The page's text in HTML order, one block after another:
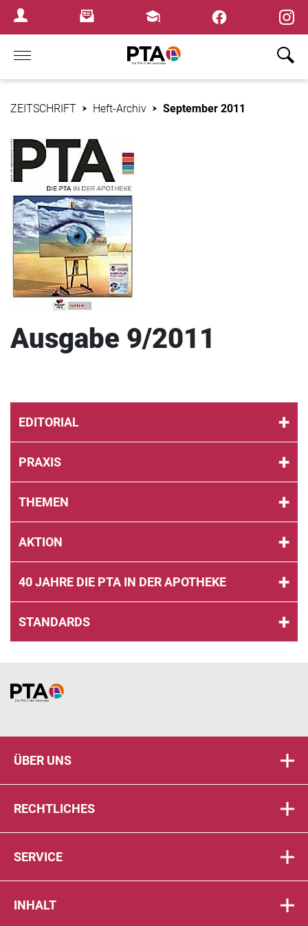
Login MenuNewsletterFortbildungen
Home
ZEITSCHRIFT Heft-Archiv September 2011
Ausgabe 9/2011
EDITORIAL
PRAXIS
THEMEN
AKTION
40 JAHRE DIE PTA IN DER APOTHEKE
STANDARDS
Home
ÜBER UNS
RECHTLICHES
SERVICE
INHALT
×